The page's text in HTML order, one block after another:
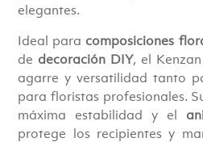
elegantes.
Ideal para composiciones
de decoración DIY, el
agarre y versatilidad tanto
para floristas profesionales.
máxima estabilidad y el
protege los recipientes y